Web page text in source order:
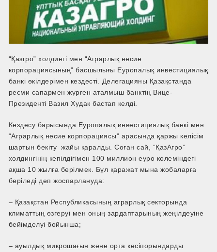
“Қазгро” холдингі мен “Аграрлық несие
корпорациясының” басшылығы Еуропалық инвестициялық
банкі өкілдерімен кездесті. Делегацияны Қазақстанда
ресми сапармен жүрген аталмыш банктің Вице-
Президенті Вазил Худак бастап келді.
Кездесу барысында Еуропалық инвестициялық банкі мен
“Аграрлық несие корпорациясы” арасында қаржы келісім
шартын бекіту жайы қаралды. Соған сай, “ҚазАгро”
холдингінің кепілдігімен 100 миллион еуро көлеміндегі
ақша 10 жылға берілмек. Бұл қаражат мына жобаларға
беріледі деп жоспарлануда:
– Қазақстан Республикасының аграрлық секторында
климаттың өзгеруі мен оның зардаптарының жеңілдеуіне
бейімделуі бойынша;
– ауылдық микрошағын және орта кәсіпорындарды